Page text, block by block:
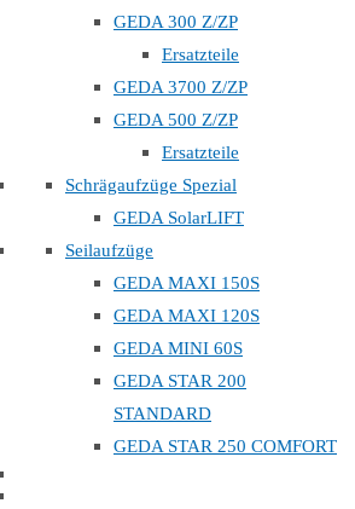
GEDA 300 Z/ZP
Ersatzteile
GEDA 3700 Z/ZP
GEDA 500 Z/ZP
Ersatzteile
Schrägaufzüge Spezial
GEDA SolarLIFT
Seilaufzüge
GEDA MAXI 150S
GEDA MAXI 120S
GEDA MINI 60S
GEDA STAR 200
STANDARD
GEDA STAR 250 COMFORT